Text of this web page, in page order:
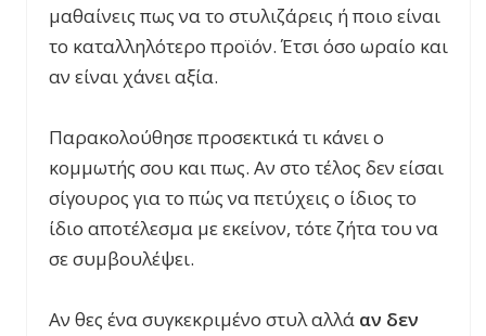
μαθαίνεις πως να το στυλιζάρεις ή ποιο είναι
το καταλληλότερο προϊόν. Έτσι όσο ωραίο και
αν είναι χάνει αξία.
Παρακολούθησε προσεκτικά τι κάνει ο
κομμωτής σου και πως. Αν στο τέλος δεν είσαι
σίγουρος για το πώς να πετύχεις ο ίδιος το
ίδιο αποτέλεσμα με εκείνον, τότε ζήτα του να
σε συμβουλέψει.
Αν θες ένα συγκεκριμένο στυλ αλλά αν δεν